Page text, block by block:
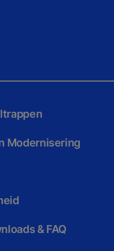
Modernisering
& FAQ